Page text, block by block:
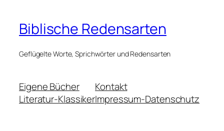
Biblische Redensarten
Geflügelte Worte, Sprichwörter und Redensarten
Eigene Bücher
Literatur-Klassiker
Kontakt
Impressum-Datenschutz